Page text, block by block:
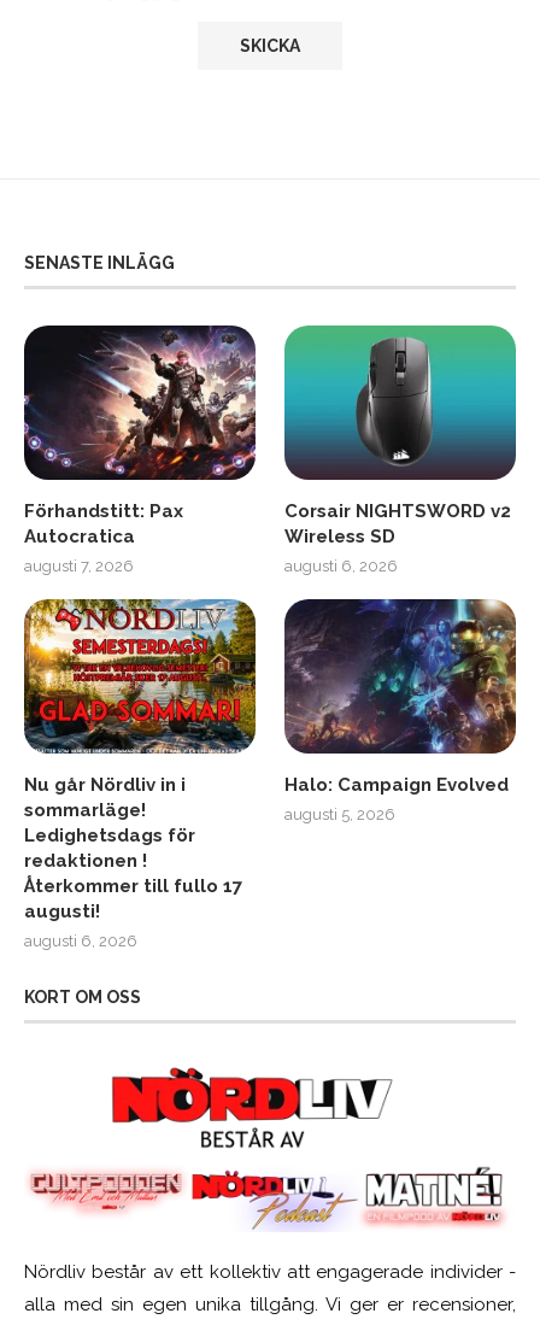
SENASTE INLÄGG
Förhandstitt: Pax
Autocratica
augusti 7, 2026
Corsair NIGHTSWORD v2
Wireless SD
augusti 6, 2026
Nu går Nördliv in i
sommarläge!
Ledighetsdags för
redaktionen !
Återkommer till fullo 17
augusti!
augusti 6, 2026
Halo: Campaign Evolved
augusti 5, 2026
KORT OM OSS
Nördliv består av ett kollektiv att engagerade individer -
alla med sin egen unika tillgång. Vi ger er recensioner,